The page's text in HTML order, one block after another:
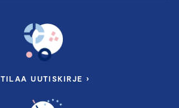
TILAA UUTISKIRJE ›